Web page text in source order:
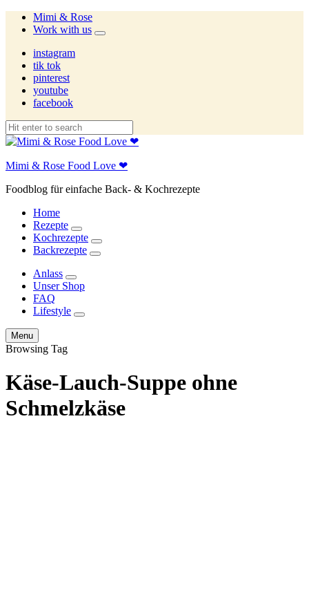
Mimi & Rose
Work with us
expand
instagram
tik tok
pinterest
youtube
facebook
Mimi & Rose Food Love ❤
Foodblog für einfache Back- & Kochrezepte
Home
Rezepte
expand
child
menu
Kochrezepte
expand
child
Backrezepte
expand
Anlass
expand
child
Unser Shop
FAQ
Lifestyle
expand
Search
Menu
Browsing Tag
Käse-Lauch-Suppe ohne
Schmelzkäse